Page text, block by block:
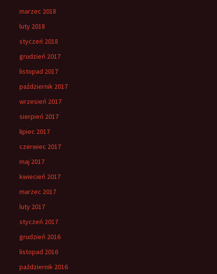
marzec 2018
luty 2018
styczeń 2018
grudzień 2017
listopad 2017
październik 2017
wrzesień 2017
sierpień 2017
lipiec 2017
czerwiec 2017
maj 2017
kwiecień 2017
marzec 2017
luty 2017
styczeń 2017
grudzień 2016
listopad 2016
październik 2016